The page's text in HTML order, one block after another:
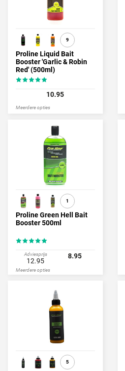
9
Proline Liquid Bait
Booster 'Garlic & Robin
Red' (500ml)
10.95
Meerdere opties
1
Proline Green Hell Bait
Booster 500ml
Adviesprijs
12.95
8.95
Meerdere opties
5